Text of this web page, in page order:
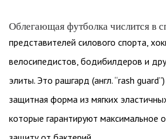
Облегающая футболка числится в
представителей силового спорта,
велосипедистов, бодибилдеров и
элиты. Это рашгард (англ. “rash
защитная форма из мягких
которые гарантируют максимальное